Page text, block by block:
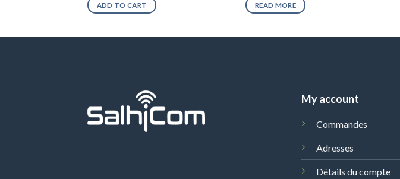
ADD TO CART READ MORE
My account
Commandes
Adresses
Détails du compte